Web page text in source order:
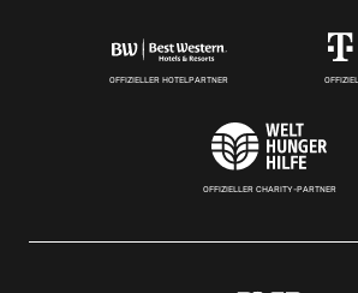
OFFIZIELLER HOTELPARTNER
OFFIZIELLER CHARITY-PARTNER